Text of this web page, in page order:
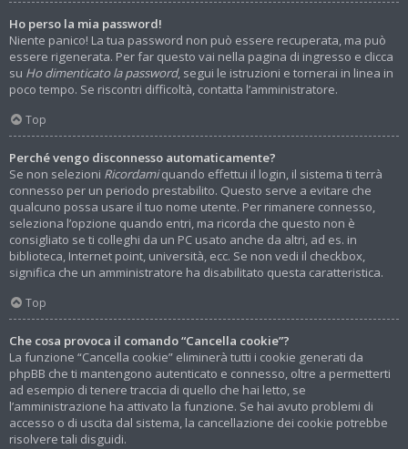
Ho perso la mia password!
Niente panico! La tua password non può essere recuperata, ma può
essere rigenerata. Per far questo vai nella pagina di ingresso e clicca
su Ho dimenticato la password, segui le istruzioni e tornerai in linea in
poco tempo. Se riscontri difficoltà, contatta l’amministratore.
Top
Perché vengo disconnesso automaticamente?
Se non selezioni Ricordamiquando effettui il login, il sistema ti terrà
connesso per un periodo prestabilito. Questo serve a evitare che
qualcuno possa usare il tuo nome utente. Per rimanere connesso,
seleziona l’opzione quando entri, ma ricorda che questo non è
consigliato se ti colleghi da un PC usato anche da altri, ad es. in
biblioteca, Internet point, università, ecc. Se non vedi il checkbox,
significa che un amministratore ha disabilitato questa caratteristica.
Top
Che cosa provoca il comando “Cancella cookie”?
La funzione “Cancella cookie” eliminerà tutti i cookie generati da
phpBB che ti mantengono autenticato e connesso, oltre a permetterti
ad esempio di tenere traccia di quello che hai letto, se
l’amministrazione ha attivato la funzione. Se hai avuto problemi di
accesso o di uscita dal sistema, la cancellazione dei cookie potrebbe
risolvere tali disguidi.